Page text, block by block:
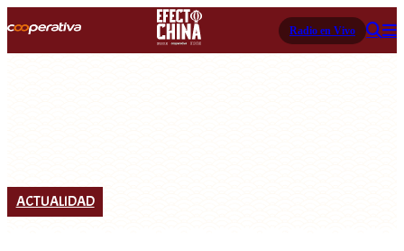
Radio en Vivo
ACTUALIDAD